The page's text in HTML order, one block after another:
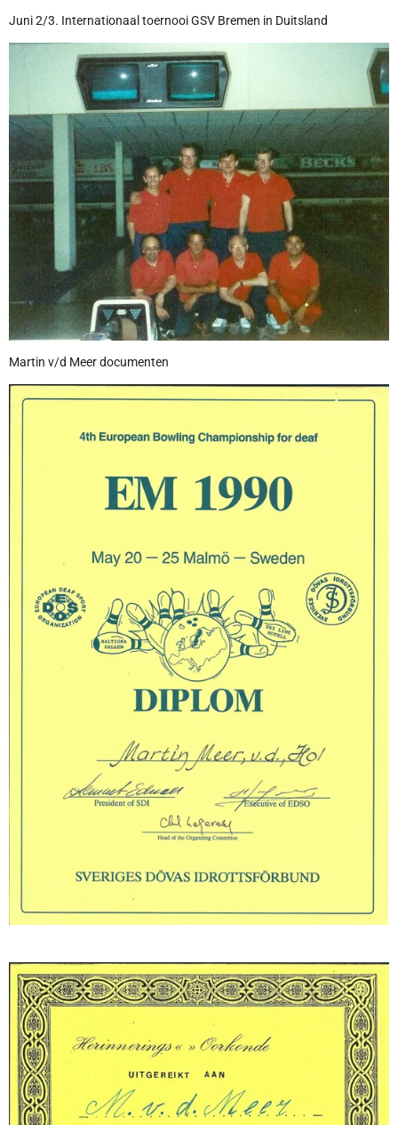
Juni 2/3. Internationaal toernooi GSV Bremen in Duitsland
Martin v/d Meer documenten